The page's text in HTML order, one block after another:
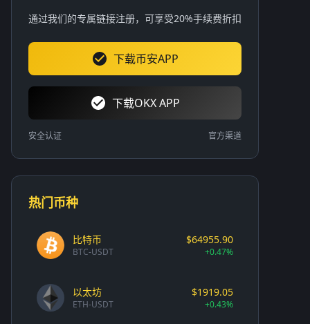
通过我们的专属链接注册，可享受20%手续费折扣
下载币安APP
下载OKX APP
安全认证 官方渠道
热门币种
比特币
BTC-USDT
$64955.90
+0.47%
以太坊
ETH-USDT
$1919.05
+0.43%